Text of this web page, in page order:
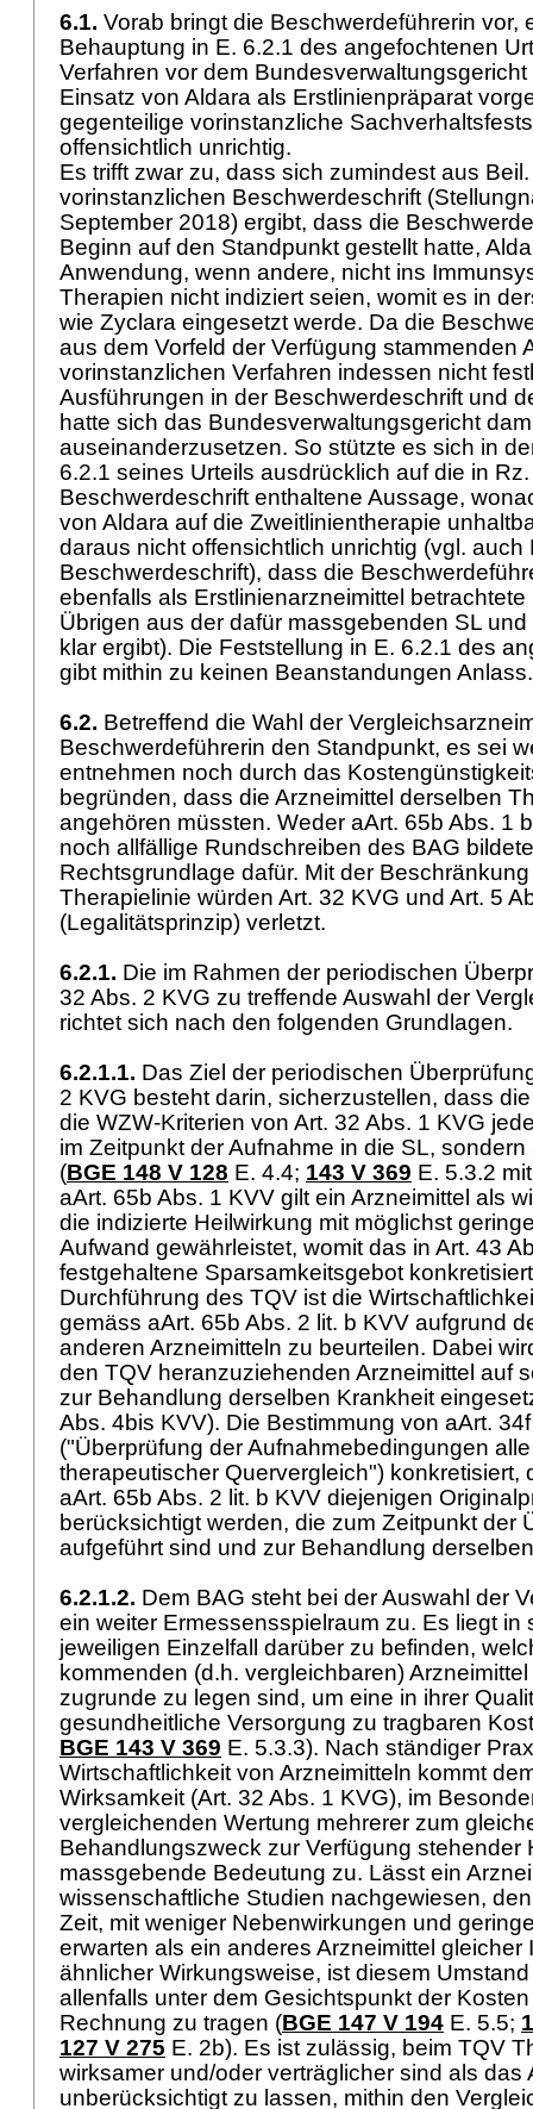
6.1. Vorab bringt die Beschwerdeführerin vor,
Behauptung in E. 6.2.1 des angefochtenen
Verfahren vor dem
Einsatz von Aldara als Erstlinienpräparat
gegenteilige vorinstanzliche
offensichtlich unrichtig.
Es trifft zwar zu, dass sich zumindest aus
vorinstanzlichen Beschwerdeschrift
September 2018) ergibt, dass die
Beginn auf den Standpunkt gestellt hatte,
Anwendung, wenn andere, nicht ins
Therapien nicht indiziert seien, womit es in
wie Zyclara eingesetzt werde. Da die
aus dem Vorfeld der Verfügung stammenden
vorinstanzlichen Verfahren indessen nicht
Ausführungen in der Beschwerdeschrift und
hatte sich das Bundesverwaltungsgericht
auseinanderzusetzen. So stützte es sich in
6.2.1 seines Urteils ausdrücklich auf die in
Beschwerdeschrift enthaltene Aussage,
von Aldara auf die Zweitlinientherapie
daraus nicht offensichtlich unrichtig (vgl. auch
Beschwerdeschrift), dass die
ebenfalls als Erstlinienarzneimittel
Übrigen aus der dafür massgebenden SL
klar ergibt). Die Feststellung in E. 6.2.1 des
gibt mithin zu keinen Beanstandungen
6.2. Betreffend die Wahl der
Beschwerdeführerin den Standpunkt, es sei
entnehmen noch durch das
begründen, dass die Arzneimittel derselben
angehören müssten. Weder aArt. 65b Abs. 1
noch allfällige Rundschreiben des BAG
Rechtsgrundlage dafür. Mit der
Therapielinie würden Art. 32 KVG und Art. 5
(Legalitätsprinzip) verletzt.
6.2.1. Die im Rahmen der periodischen
32 Abs. 2 KVG zu treffende Auswahl der
richtet sich nach den folgenden Grundlagen.
6.2.1.1. Das Ziel der periodischen
2 KVG besteht darin, sicherzustellen, dass
die WZW-Kriterien von Art. 32 Abs. 1 KVG
im Zeitpunkt der Aufnahme in die SL,
(BGE 148 V 128 E. 4.4; 143 V 369 E. 5.3.2
aArt. 65b Abs. 1 KVV gilt ein Arzneimittel als
die indizierte Heilwirkung mit möglichst
Aufwand gewährleistet, womit das in Art. 43
festgehaltene Sparsamkeitsgebot
Durchführung des TQV ist die
gemäss aArt. 65b Abs. 2 lit. b KVV aufgrund
anderen Arzneimitteln zu beurteilen. Dabei
den TQV heranzuziehenden Arzneimittel auf
zur Behandlung derselben Krankheit
Abs. 4bis KVV). Die Bestimmung von aArt.
("Überprüfung der Aufnahmebedingungen
therapeutischer Quervergleich") konkretisiert,
aArt. 65b Abs. 2 lit. b KVV diejenigen
berücksichtigt werden, die zum Zeitpunkt der
aufgeführt sind und zur Behandlung
6.2.1.2. Dem BAG steht bei der Auswahl der
ein weiter Ermessensspielraum zu. Es liegt in
jeweiligen Einzelfall darüber zu befinden,
kommenden (d.h. vergleichbaren)
zugrunde zu legen sind, um eine in ihrer
gesundheitliche Versorgung zu tragbaren
BGE 143 V 369 E. 5.3.3). Nach ständiger
Wirtschaftlichkeit von Arzneimitteln kommt
Wirksamkeit (Art. 32 Abs. 1 KVG), im
vergleichenden Wertung mehrerer zum
Behandlungszweck zur Verfügung stehender
massgebende Bedeutung zu. Lässt ein
wissenschaftliche Studien nachgewiesen,
Zeit, mit weniger Nebenwirkungen und
erwarten als ein anderes Arzneimittel gleicher
ähnlicher Wirkungsweise, ist diesem
allenfalls unter dem Gesichtspunkt der
Rechnung zu tragen (BGE 147 V 194 E. 5.5;
127 V 275 E. 2b). Es ist zulässig, beim TQV
wirksamer und/oder verträglicher sind als das
unberücksichtigt zu lassen, mithin den